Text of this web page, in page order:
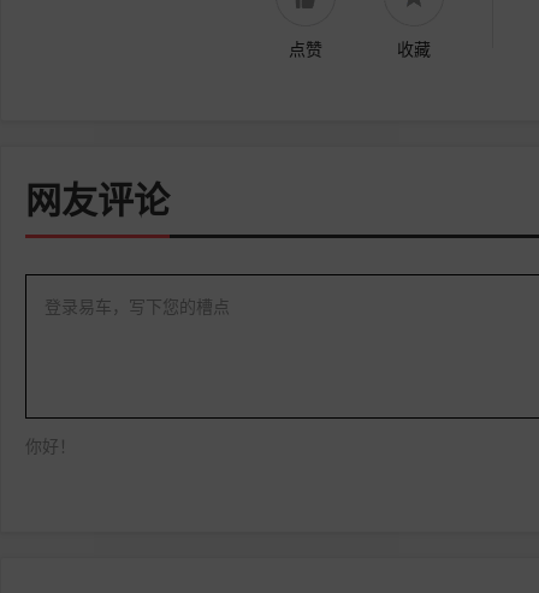
点赞 收藏
网友评论
登录易车，写下您的槽点
你好！